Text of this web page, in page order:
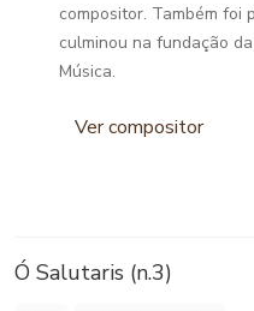
compositor. Também foi
culminou na fundação
Música.
Ver compositor
Ó Salutaris (n.3)